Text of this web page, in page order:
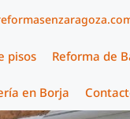
pisos Reforma de
en Borja